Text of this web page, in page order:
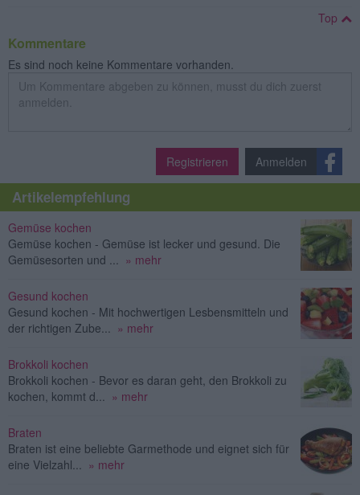
Top
Kommentare
Es sind noch keine Kommentare vorhanden.
Registrieren Anmelden
Artikelempfehlung
Gemüse kochen
Gemüse kochen - Gemüse ist lecker und gesund. Die
Gemüsesorten und ... » mehr
Gesund kochen
Gesund kochen - Mit hochwertigen Lesbensmitteln und
der richtigen Zube... » mehr
Brokkoli kochen
Brokkoli kochen - Bevor es daran geht, den Brokkoli zu
kochen, kommt d... » mehr
Braten
Braten ist eine beliebte Garmethode und eignet sich für
eine Vielzahl... » mehr